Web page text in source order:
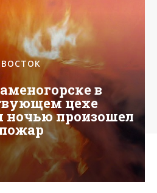
ВОСТОК
в
цехе
ночью произошел